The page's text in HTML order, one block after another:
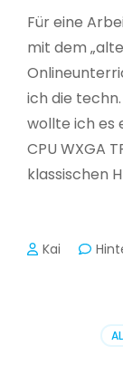
Für eine
mit dem
ich die
wollte ich es
CPU WXGA
klassischen
Kai